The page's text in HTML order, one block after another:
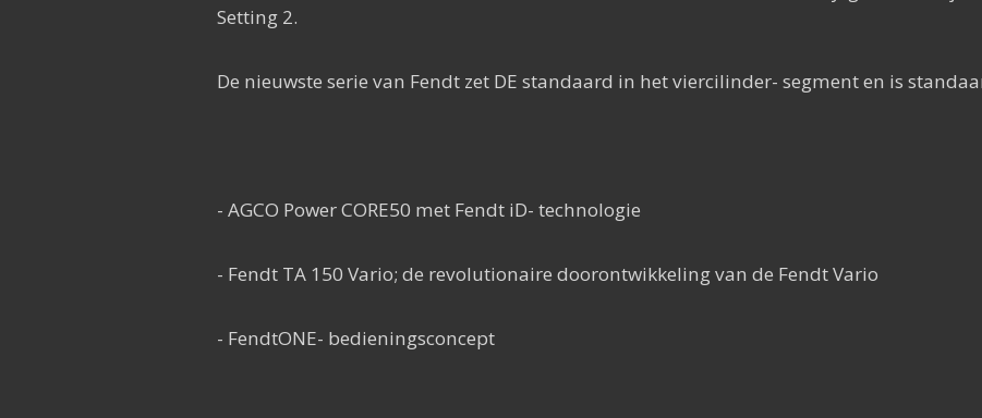
Setting 2.
De nieuwste serie van Fendt zet DE standaard in het viercilinder- segment en is
- AGCO Power CORE50 met Fendt iD- technologie
- Fendt TA 150 Vario; de revolutionaire doorontwikkeling van de Fendt Vario
- FendtONE- bedieningsconcept